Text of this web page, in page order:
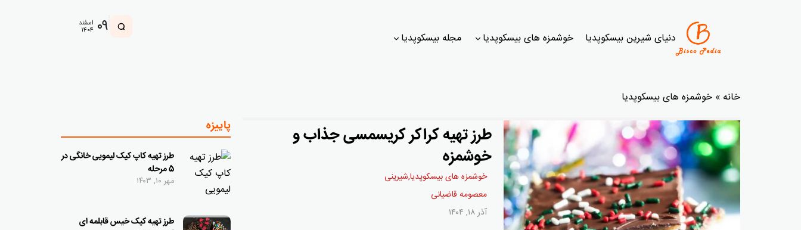
دنیای شیرین بیسکوپدیا خوشمزه های بیسکوپدیا مجله بیسکوپدیا ۰۹ اسفند
۱۴۰۴
خانه » خوشمزه های بیسکوپدیا
طرز تهیه کراکر کریسمسی جذاب و
خوشمزه
خوشمزه های بیسکوپدیا,شيرينی
معصومه قاضیانی
آذر ۱۸, ۱۴۰۴
پاییزه
طرز تهیه کاپ کیک لیمویی خانگی در
5 مرحله
مهر ۱۰, ۱۴۰۳
طرز تهیه کیک خیس قابلمه ای